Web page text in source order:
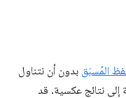
المُسبَق بدون أن نتناول
نتائج عكسية. قد